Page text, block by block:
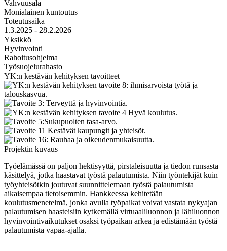
Vahvuusala
Monialainen kuntoutus
Toteutusaika
1.3.2025 - 28.2.2026
Yksikkö
Hyvinvointi
Rahoitusohjelma
Työsuojelurahasto
YK:n kestävän kehityksen tavoitteet
Projektin kuvaus
Työelämässä on paljon hektisyyttä, pirstaleisuutta ja tiedon runsasta
käsittelyä, jotka haastavat työstä palautumista. Niin työntekijät kuin
työyhteisötkin joutuvat suunnittelemaan työstä palautumista
aikaisempaa tietoisemmin. Hankkeessa kehitetään
koulutusmenetelmä, jonka avulla työpaikat voivat vastata nykyajan
palautumisen haasteisiin kytkemällä virtuaaliluonnon ja lähiluonnon
hyvinvointivaikutukset osaksi työpaikan arkea ja edistämään työstä
palautumista vapaa-ajalla.